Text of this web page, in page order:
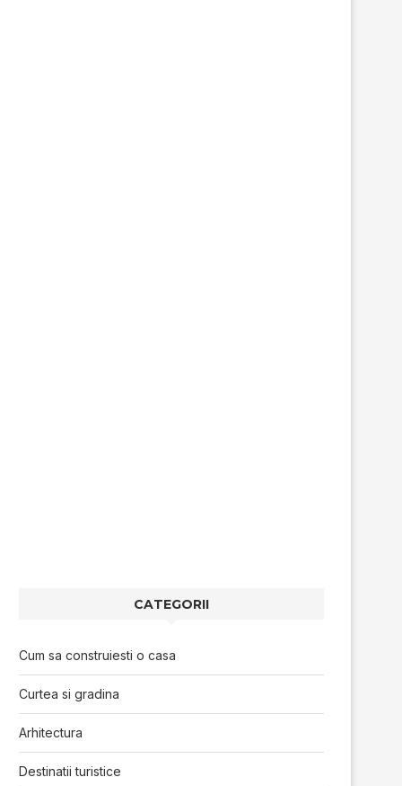
CATEGORII
Cum sa construiesti o casa
Curtea si gradina
Arhitectura
Destinatii turistice